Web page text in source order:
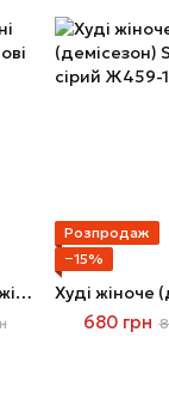
Штани спортивні жіночі Ж581-13 лілові
Розпродаж
−15%
680 грн